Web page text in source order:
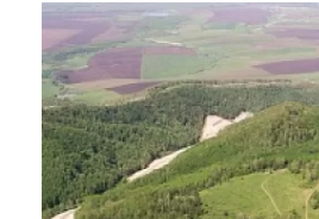
Что привезти (сувениры)
О регионе
Коллекция впечатлений
Другие рубрики